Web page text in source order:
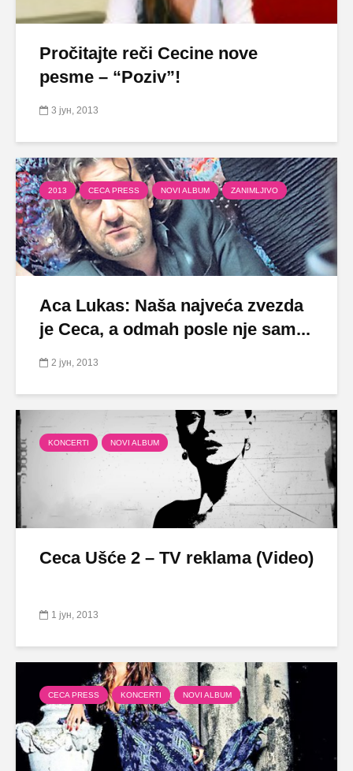
Pročitajte reči Cecine nove
pesme – “Poziv”!
3 јун, 2013
2013 CECA PRESS NOVI ALBUM ZANIMLJIVO
Aca Lukas: Naša najveća zvezda
je Ceca, a odmah posle nje sam...
2 јун, 2013
KONCERTI NOVI ALBUM
Ceca Ušće 2 – TV reklama (Video)
1 јун, 2013
CECA PRESS KONCERTI NOVI ALBUM